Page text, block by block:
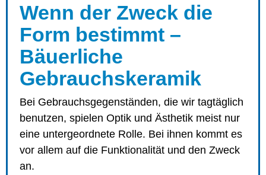
Wenn der Zweck die
Form bestimmt –
Bäuerliche
Gebrauchskeramik
Bei Gebrauchsgegenständen, die wir tagtäglich
benutzen, spielen Optik und Ästhetik meist nur
eine untergeordnete Rolle. Bei ihnen kommt es
vor allem auf die Funktionalität und den Zweck
an.